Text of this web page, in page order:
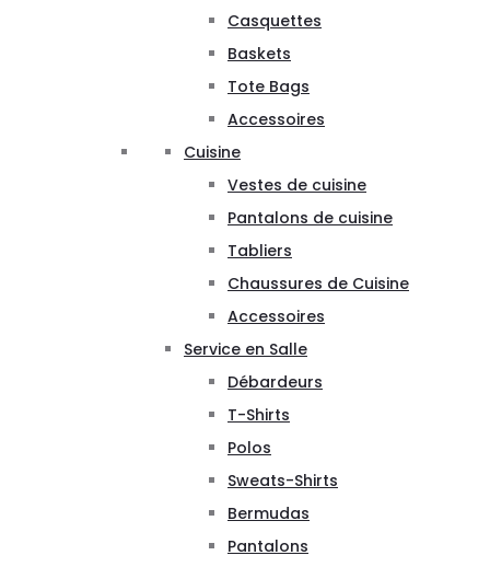
Casquettes
Baskets
Tote Bags
Accessoires
Cuisine
Vestes de cuisine
Pantalons de cuisine
Tabliers
Chaussures de Cuisine
Accessoires
Service en Salle
Débardeurs
T-Shirts
Polos
Sweats-Shirts
Bermudas
Pantalons